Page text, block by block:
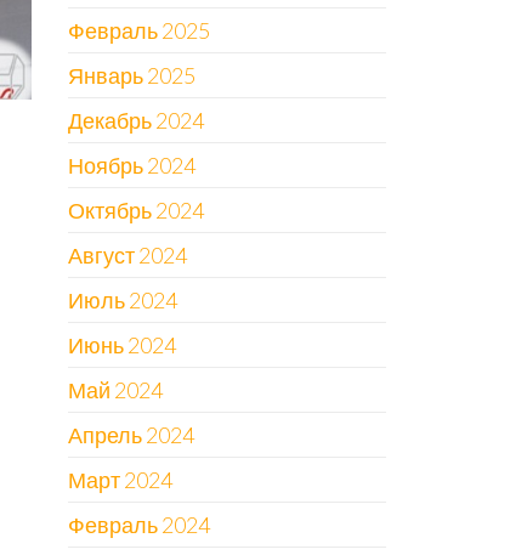
Февраль 2025
Январь 2025
Декабрь 2024
Ноябрь 2024
Октябрь 2024
Август 2024
Июль 2024
Июнь 2024
Май 2024
Апрель 2024
Март 2024
Февраль 2024